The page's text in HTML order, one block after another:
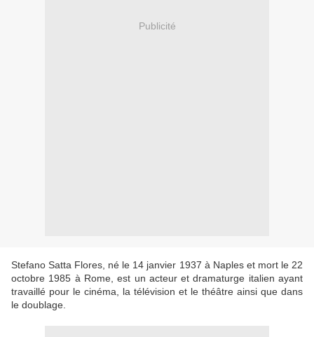
Publicité
Stefano Satta Flores, né le 14 janvier 1937 à Naples et mort le 22
octobre 1985 à Rome, est un acteur et dramaturge italien ayant
travaillé pour le cinéma, la télévision et le théâtre ainsi que dans
le doublage.